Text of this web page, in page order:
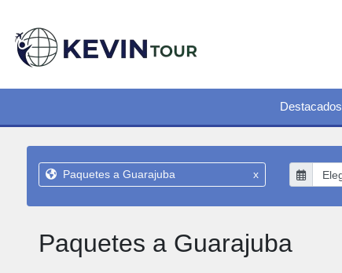
Destacados
Paquetes a Guarajuba x
Paquetes a Guarajuba